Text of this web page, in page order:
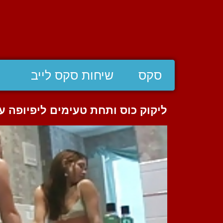
סקס שיחות סקס לייב
ליקוק כוס ותחת טעימים ליפיופה